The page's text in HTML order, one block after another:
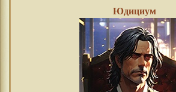
Юдициум